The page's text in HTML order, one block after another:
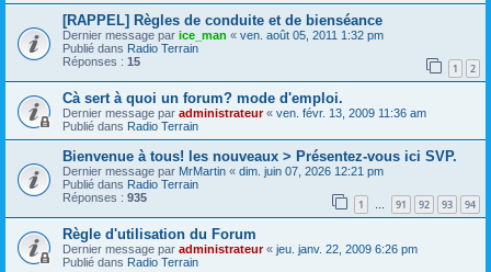
[RAPPEL] Règles de conduite et de bienséance
Dernier message par ice_man « ven. août 05, 2011 1:32 pm
Publié dans Radio Terrain
Réponses : 15 1 2
Cà sert à quoi un forum? mode d'emploi.
Dernier message par administrateur« ven. févr. 13, 2009 11:36 am
Publié dans Radio Terrain
Bienvenue à tous! les nouveaux > Présentez-vous ici SVP.
Dernier message par MrMartin « dim. juin 07, 2026 12:21 pm
Publié dans Radio Terrain
Réponses : 935 1 … 91 92 93 94
Règle d'utilisation du Forum
Dernier message par administrateur« jeu. janv. 22, 2009 6:26 pm
Publié dans Radio Terrain